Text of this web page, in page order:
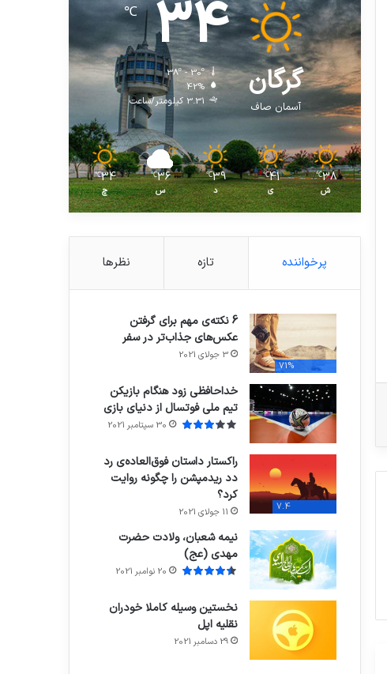
گرگان
آسمان صاف
34
℃
38º - 30º
42%
3.31 کیلومتر/ساعت
38
℃
ش
41
℃
ی
39
℃
د
36
℃
س
34
℃
چ
پرخواننده تازه نظرها
71%
6 نکته‌ی مهم برای گرفتن
عکس‌های جذاب‌تر در سفر
3 جولای 2021
خداحافظی زود هنگام بازیکن
تیم ملی فوتسال از دنیای بازی
30 سپتامبر 2021
7.4
راکستار داستان فوق‌العاده‌ی رد
دد ریدمپشن را چگونه روایت
کرد؟
11 جولای 2021
نیمه شعبان، ولادت حضرت
مهدی (عج)
20 نوامبر 2021
نخستین وسیله کاملا خودران
نقلیه اپل
29 دسامبر 2021